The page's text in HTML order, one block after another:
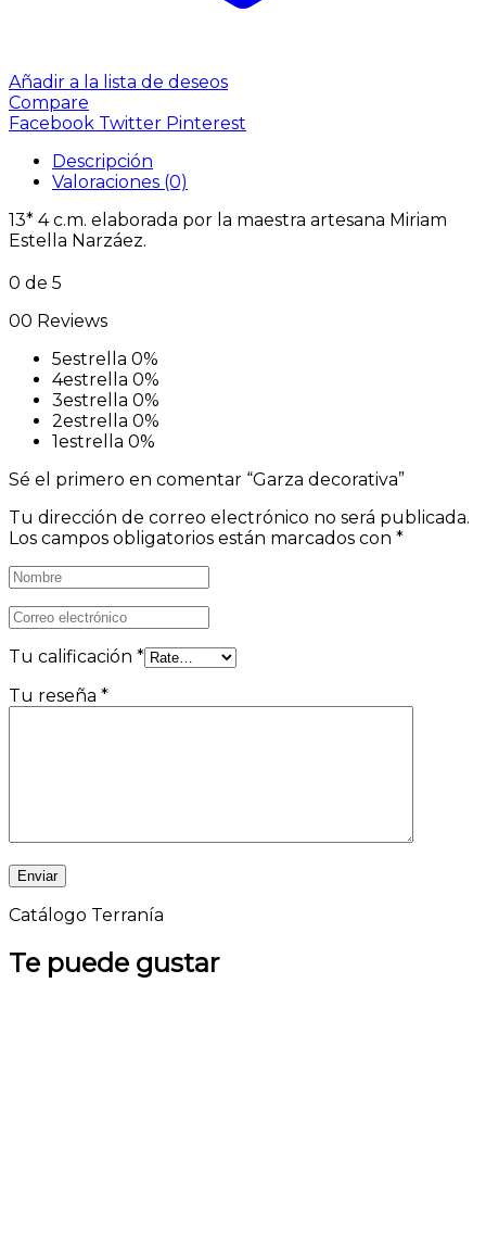
Añadir a la lista de deseos
Compare
Facebook Twitter Pinterest
Descripción
Valoraciones (0)
13* 4 c.m. elaborada por la maestra artesana Miriam
Estella Narzáez.
0 de 5
00 Reviews
5estrella 0%
4estrella 0%
3estrella 0%
2estrella 0%
1estrella 0%
Sé el primero en comentar “Garza decorativa”
Tu dirección de correo electrónico no será publicada.
Los campos obligatorios están marcados con *
Tu calificación *
Tu reseña *
Catálogo Terranía
Te puede gustar